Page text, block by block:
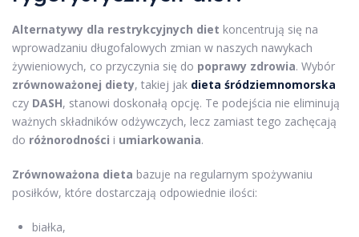
Alternatywy dla restrykcyjnych diet koncentrują się na
wprowadzaniu długofalowych zmian w naszych nawykach
żywieniowych, co przyczynia się do poprawy zdrowia. Wybór
zrównoważonej diety, takiej jak dieta śródziemnomorska
czy DASH, stanowi doskonałą opcję. Te podejścia nie eliminują
ważnych składników odżywczych, lecz zamiast tego zachęcają
do różnorodności i umiarkowania.
Zrównoważona dieta bazuje na regularnym spożywaniu
posiłków, które dostarczają odpowiednie ilości:
białka,